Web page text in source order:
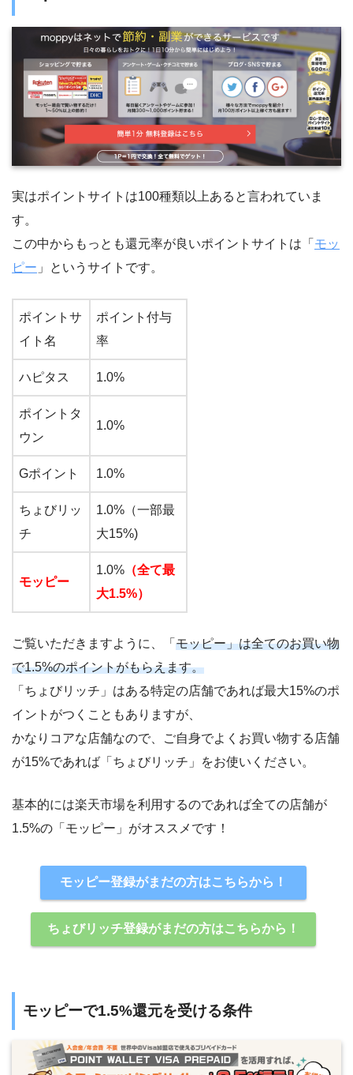
実はポイントサイトは100種類以上あると言われていま
す。
この中からもっとも還元率が良いポイントサイトは「 モッ
ピー 」というサイトです。
ポイントサ
イト名
ポイント付与
率
ハピタス 1.0%
ポイントタ
ウン
1.0%
Gポイント 1.0%
ちょびリッ
チ
1.0%（一部最
大15%)
モッピー
1.0% （全て最
大1.5%）
ご覧いただきますように、「 モッピー」は全てのお買い物
で1.5%のポイントがもらえます。
「ちょびリッチ」はある特定の店舗であれば最大15%のポ
イントがつくこともありますが、
かなりコアな店舗なので、ご自身でよくお買い物する店舗
が15%であれば「ちょびリッチ」をお使いください。
基本的には楽天市場を利用するのであれば全ての店舗が
1.5%の「モッピー」がオススメです！
モッピー登録がまだの方はこちらから！
ちょびリッチ登録がまだの方はこちらから！
モッピーで1.5%還元を受ける条件